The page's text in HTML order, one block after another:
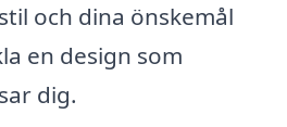
och dina önskemål
en design som
dig.